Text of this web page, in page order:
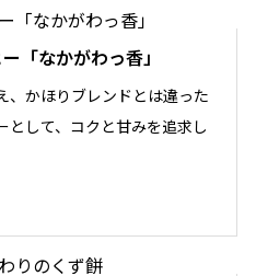
「なかがわっ香」
、かほりブレンドとは違った
として、コクと甘みを追求し